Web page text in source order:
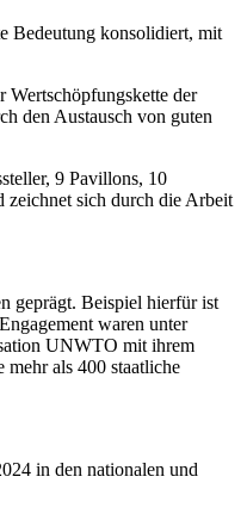
Bedeutung konsolidiert, mit
der
den Austausch von guten
9 Pavillons, 10
sich durch die Arbeit
geprägt. Beispiel hierfür ist
waren unter
UNWTO mit ihrem
mehr als 400 staatliche
in den nationalen und